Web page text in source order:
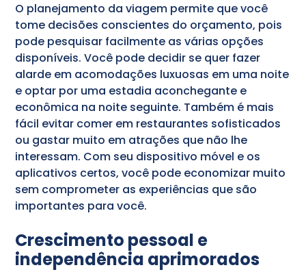
O planejamento da viagem permite que você
tome decisões conscientes do orçamento, pois
pode pesquisar facilmente as várias opções
disponíveis. Você pode decidir se quer fazer
alarde em acomodações luxuosas em uma noite
e optar por uma estadia aconchegante e
econômica na noite seguinte. Também é mais
fácil evitar comer em restaurantes sofisticados
ou gastar muito em atrações que não lhe
interessam. Com seu dispositivo móvel e os
aplicativos certos, você pode economizar muito
sem comprometer as experiências que são
importantes para você.
Crescimento pessoal e
independência aprimorados